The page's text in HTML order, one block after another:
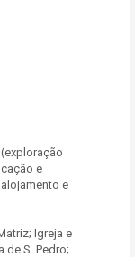
e
e
Igreja e
de S. Pedro;